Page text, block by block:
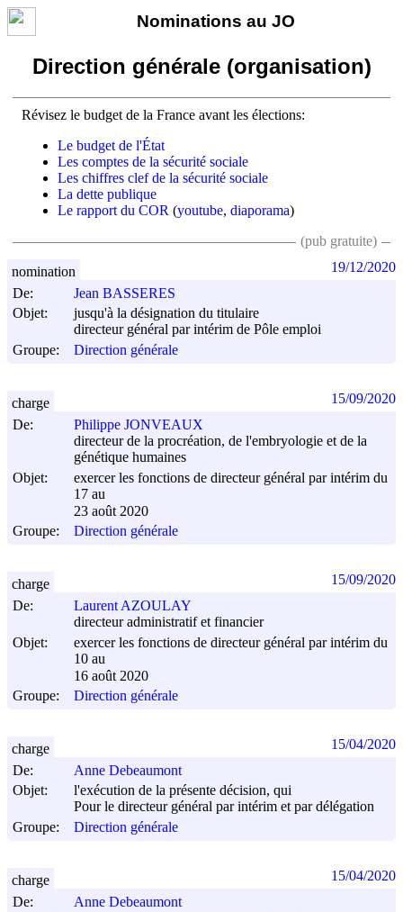
Nominations au JO
Direction générale (organisation)
Révisez le budget de la France avant les élections:
Le budget de l'État
Les comptes de la sécurité sociale
Les chiffres clef de la sécurité sociale
La dette publique
Le rapport du COR (youtube, diaporama)
(pub gratuite)
De:
Jean BASSERES
Objet:
jusqu'à la désignation du titulaire
directeur général par intérim de Pôle emploi
Groupe:
Direction générale
nomination 19/12/2020
De:
Philippe JONVEAUX
directeur de la procréation, de l'embryologie et de la
génétique humaines
Objet:
exercer les fonctions de directeur général par intérim du
17 au
23 août 2020
Groupe:
Direction générale
charge 15/09/2020
De:
Laurent AZOULAY
directeur administratif et financier
Objet:
exercer les fonctions de directeur général par intérim du
10 au
16 août 2020
Groupe:
Direction générale
charge 15/09/2020
De:
Anne Debeaumont
Objet:
l'exécution de la présente décision, qui
Pour le directeur général par intérim et par délégation
Groupe:
Direction générale
charge 15/04/2020
De:
Anne Debeaumont
charge 15/04/2020